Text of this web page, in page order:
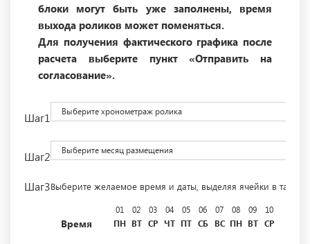
блоки могут быть уже заполнены, время
выхода роликов может поменяться.
Для получения фактического графика после
расчета выберите пункт «Отправить на
согласование».
Шаг1 Выберите хронометраж ролика
Шаг2 Выберите месяц размещения
Шаг3Выберите желаемое время и даты, выделяя ячейки в
Время
01
ПН
02
ВТ
03
СР
04
ЧТ
05
ПТ
06
СБ
07
ВС
08
ПН
09
ВТ
10
СР